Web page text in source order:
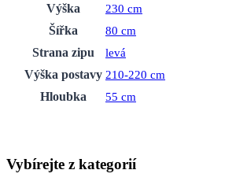
Výška
230 cm
Šířka
80 cm
Strana zipu
levá
Výška postavy 210-220 cm
Hloubka
55 cm
Vybírejte z kategorií